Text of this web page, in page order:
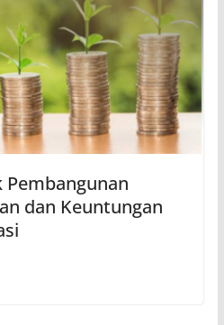
Pembangunan
dan Keuntungan